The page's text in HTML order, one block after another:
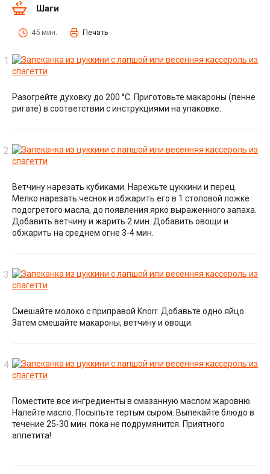
Шаги
45 мин. Печать
Разогрейте духовку до 200 °C. Приготовьте макароны (пенне
ригате) в соответствии с инструкциями на упаковке.
Ветчину нарезать кубиками. Нарежьте цуккини и перец.
Мелко нарезать чеснок и обжарить его в 1 столовой ложке
подогретого масла, до появления ярко выраженного запаха.
Добавить ветчину и жарить 2 мин. Добавить овощи и
обжарить на среднем огне 3-4 мин.
Смешайте молоко с приправой Knorr. Добавьте одно яйцо.
Затем смешайте макароны, ветчину и овощи.
Поместите все ингредиенты в смазанную маслом жаровню.
Налейте масло. Посыпьте тертым сыром. Выпекайте блюдо в
течение 25-30 мин. пока не подрумянится. Приятного
аппетита!